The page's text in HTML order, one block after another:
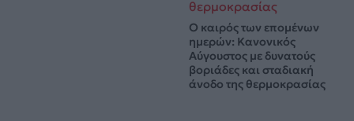
Ο καιρός των επομένων
ημερών: Κανονικός
Αύγουστος με δυνατούς
βοριάδες και σταδιακή
άνοδο της θερμοκρασίας